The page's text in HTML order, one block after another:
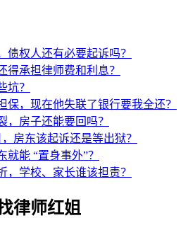
债权人还有必要起诉吗？
得承担律师费和利息？
坑？
保，现在他失联了银行要我全还？
，房子还能要回吗？
房东该起诉还是等出狱？
能 “置身事外”？
，学校、家长谁该担责？
律师红姐